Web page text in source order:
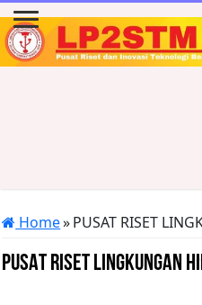
Home»PUSAT RISET
PUSAT RISET LINGKUNGAN